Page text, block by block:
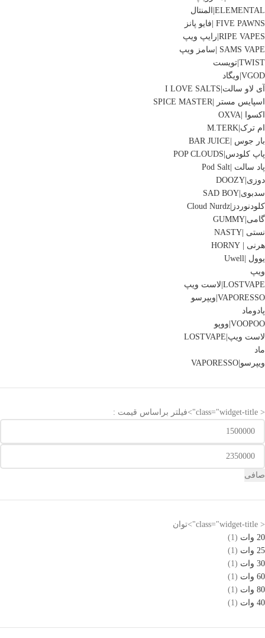
ELEMENTAL|المنتال
FIVE PAWNS |فایو پانز
RIPE VAPES|رایپ ویپ
SAMS VAPE |سامز ویپ
TWIST|تویست
VGOD|ویگاد
آی لاو سالت|I LOVE SALTS
اسپایس مستر |SPICE MASTER
اکسوا |OXVA
ام ترک|M.TERK
بار جوس |BAR JUICE
پاپ کلودس|POP CLOUDS
پاد سالت |Pod Salt
دوزی|DOOZY
سدبوی|SAD BOY
کلودنوردز|Cloud Nurdz
گامی|GUMMY
نستی |NASTY
هرنی | HORNY
یوول |Uwell
ویپ
LOSTVAPE|لاست ویپ
VAPORESSO|ویپرسو
پادوماد
VOOPOO|ووپو
لاست ویپ|LOSTVAPE
ماد
ویپرسو|VAPORESSO
< class="widget-title">فیلتر براساس قیمت :
صافی
< class="widget-title">توان
20 وات
(1)
25 وات
(1)
30 وات
(1)
60 وات
(1)
80 وات
(1)
40 وات
(1)